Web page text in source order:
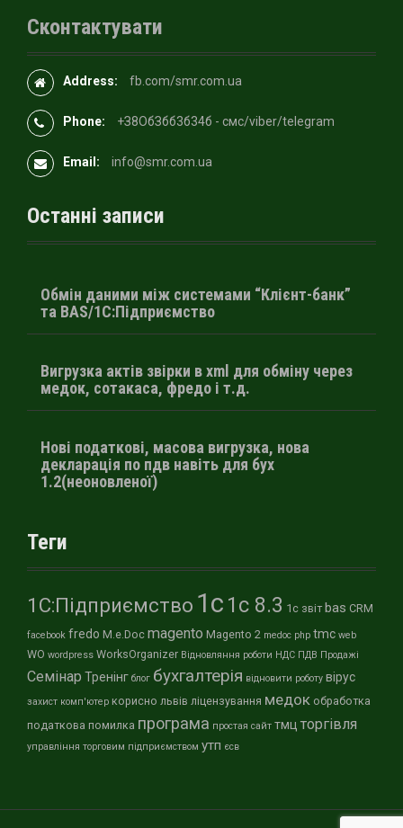
Сконтактувати
Address: fb.com/smr.com.ua
Phone: +З8OбЗбб3б34б - смс/viber/telegram
Email: info@smr.com.ua
Останні записи
Обмін даними між системами “Клієнт-банк”
та BAS/1С:Підприємство
Вигрузка актів звірки в xml для обміну через
медок, сотакаса, фредо і т.д.
Нові податкові, масова вигрузка, нова
декларація по пдв навіть для бух
1.2(неоновленої)
Теги
1С:Підприємство 1с 1с 8.3 1с звіт bas CRM
facebook fredo M.e.Doc magento Magento 2 medoc php tmc web
WO wordpress WorksOrganizer Відновляння роботи НДС ПДВ Продажі
Семінар Тренінг блог бухгалтерія відновити роботу вірус
захист комп'ютер корисно львів ліцензування медок обработка
податкова помилка програма простая сайт тмц торгівля
управління торговим підприємством утп єсв